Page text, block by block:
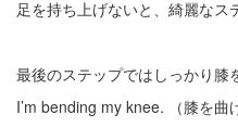
足を持ち上げないと、綺麗なス
最後のステップではしっかり膝
I’m bending my knee. （膝を曲